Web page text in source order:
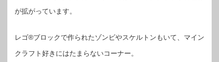
が拡がっています。
レゴ®ブロックで作られたゾンビやスケルトンもいて、マイン
クラフト好きにはたまらないコーナー。